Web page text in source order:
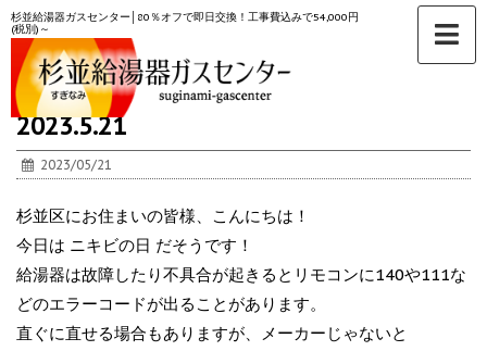
杉並給湯器ガスセンター│80％オフで即日交換！工事費込みで54,000円
(税別)～
ホーム >未分類 >
2023.5.21
2023/05/21
杉並区にお住まいの皆様、こんにちは！
今日は ニキビの日 だそうです！
給湯器は故障したり不具合が起きるとリモコンに140や111な
どのエラーコードが出ることがあります。
直ぐに直せる場合もありますが、メーカーじゃないと